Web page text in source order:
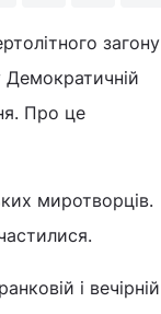
загону
Демократичній
Про це
миротворців.
і вечірній